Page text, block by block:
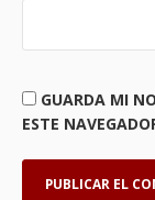
GUARDA MI
ESTE